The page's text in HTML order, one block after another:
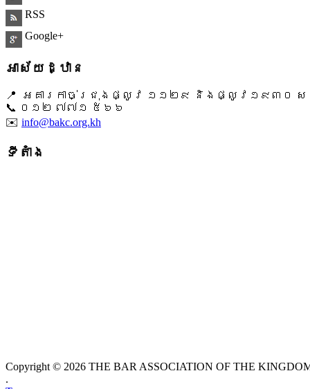
RSS
Google+
អាស័យដ្ឋាន
📍 អគារកាច់ជ្រុងផ្លូវ ១១២៩ និងផ្លូវ១៩៣០ ស
📞 ​០១២ ៧៧១ ៥៦៦
✉️ info@bakc.org.kh
ទីតាំង
Copyright © 2026 THE BAR ASSOCIATION OF THE
.